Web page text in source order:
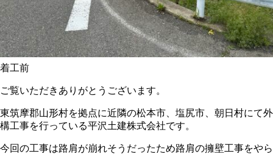
着工前
ご覧いただきありがとうございます。
東筑摩郡山形村を拠点に近隣の松本市、塩尻市、朝日村にて外
構工事を行っている平沢土建株式会社です。
今回の工事は路肩が崩れそうだったため路肩の擁壁工事をやら